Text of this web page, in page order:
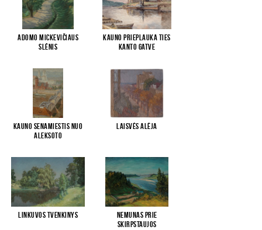
Adomo Mickevičiaus
slėnis
Kauno prieplauka ties
Kanto gatve
Kauno senamiestis nuo
Aleksoto
Laisvės alėja
Linkuvos tvenkinys
Nemunas prie
Skirpstaujos